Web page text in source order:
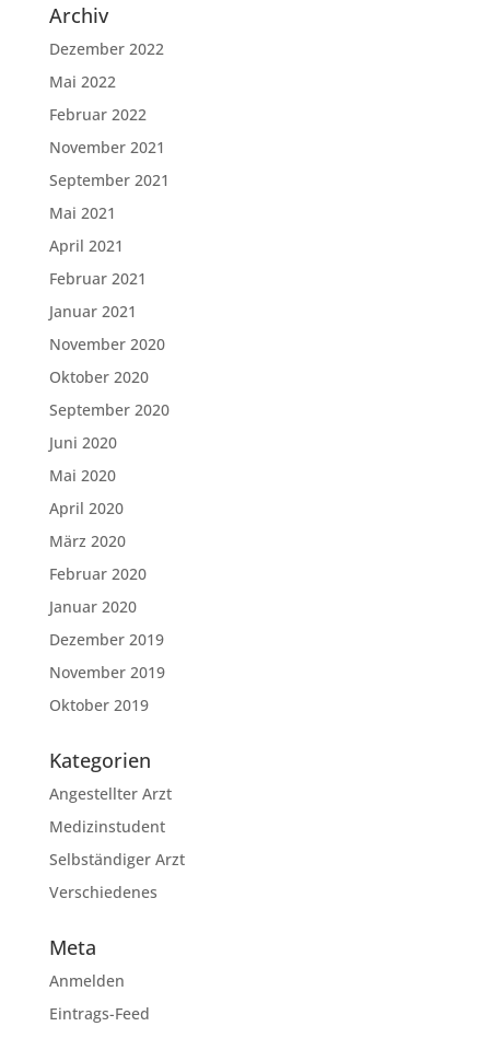
Archiv
Dezember 2022
Mai 2022
Februar 2022
November 2021
September 2021
Mai 2021
April 2021
Februar 2021
Januar 2021
November 2020
Oktober 2020
September 2020
Juni 2020
Mai 2020
April 2020
März 2020
Februar 2020
Januar 2020
Dezember 2019
November 2019
Oktober 2019
Kategorien
Angestellter Arzt
Medizinstudent
Selbständiger Arzt
Verschiedenes
Meta
Anmelden
Eintrags-Feed